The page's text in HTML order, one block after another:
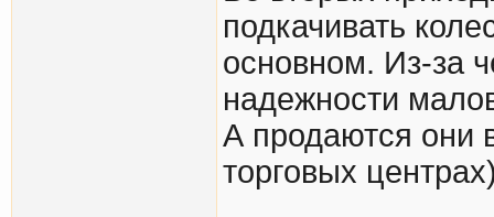
подкачивать
основном. Из-за
надежности
А продаются они
торговых